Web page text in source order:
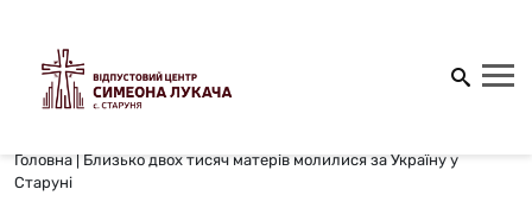
Головна | Близько двох тисяч матерів молилися за Україну у
Старуні